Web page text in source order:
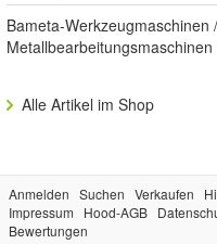
Bameta-
Metallbearbeitungsmaschinen
Alle Artikel im Shop
Anmelden Suchen Verkaufen
Impressum
Hood-AGB
Bewertungen